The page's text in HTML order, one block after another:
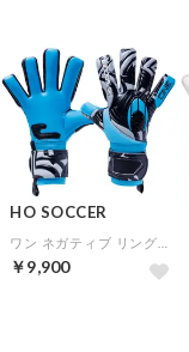
HO SOCCER
￥9,900